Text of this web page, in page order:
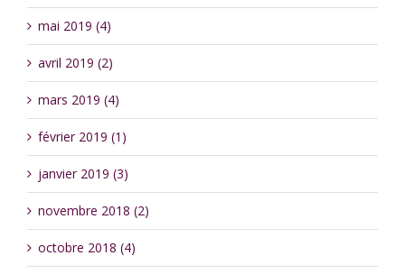
mai 2019 (4)
avril 2019 (2)
mars 2019 (4)
février 2019 (1)
janvier 2019 (3)
novembre 2018 (2)
octobre 2018 (4)